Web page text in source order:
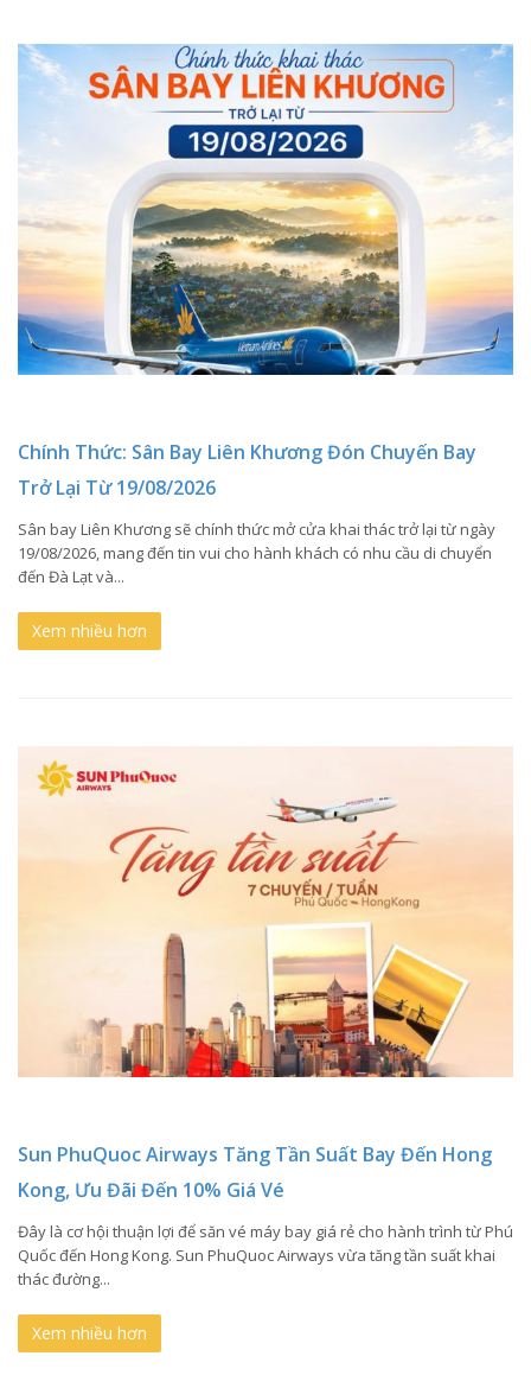
Chính Thức: Sân Bay Liên Khương Đón Chuyến Bay
Trở Lại Từ 19/08/2026
Sân bay Liên Khương sẽ chính thức mở cửa khai thác trở lại từ ngày
19/08/2026, mang đến tin vui cho hành khách có nhu cầu di chuyển
đến Đà Lạt và...
Xem nhiều hơn
Sun PhuQuoc Airways Tăng Tần Suất Bay Đến Hong
Kong, Ưu Đãi Đến 10% Giá Vé
Đây là cơ hội thuận lợi để săn vé máy bay giá rẻ cho hành trình từ Phú
Quốc đến Hong Kong. Sun PhuQuoc Airways vừa tăng tần suất khai
thác đường...
Xem nhiều hơn